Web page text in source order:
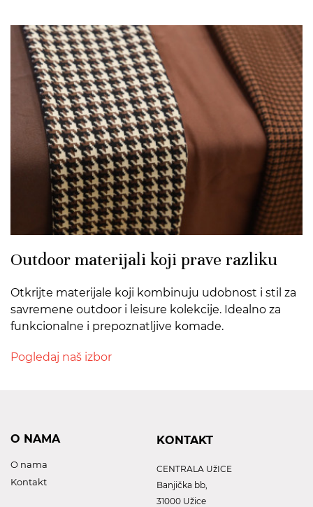
Outdoor materijali koji prave razliku
Otkrijte materijale koji kombinuju udobnost i stil za
savremene outdoor i leisure kolekcije. Idealno za
funkcionalne i prepoznatljive komade.
Pogledaj naš izbor
O NAMA
O nama
Kontakt
KONTAKT
CENTRALA UžICE
Banjička bb,
31000 Užice